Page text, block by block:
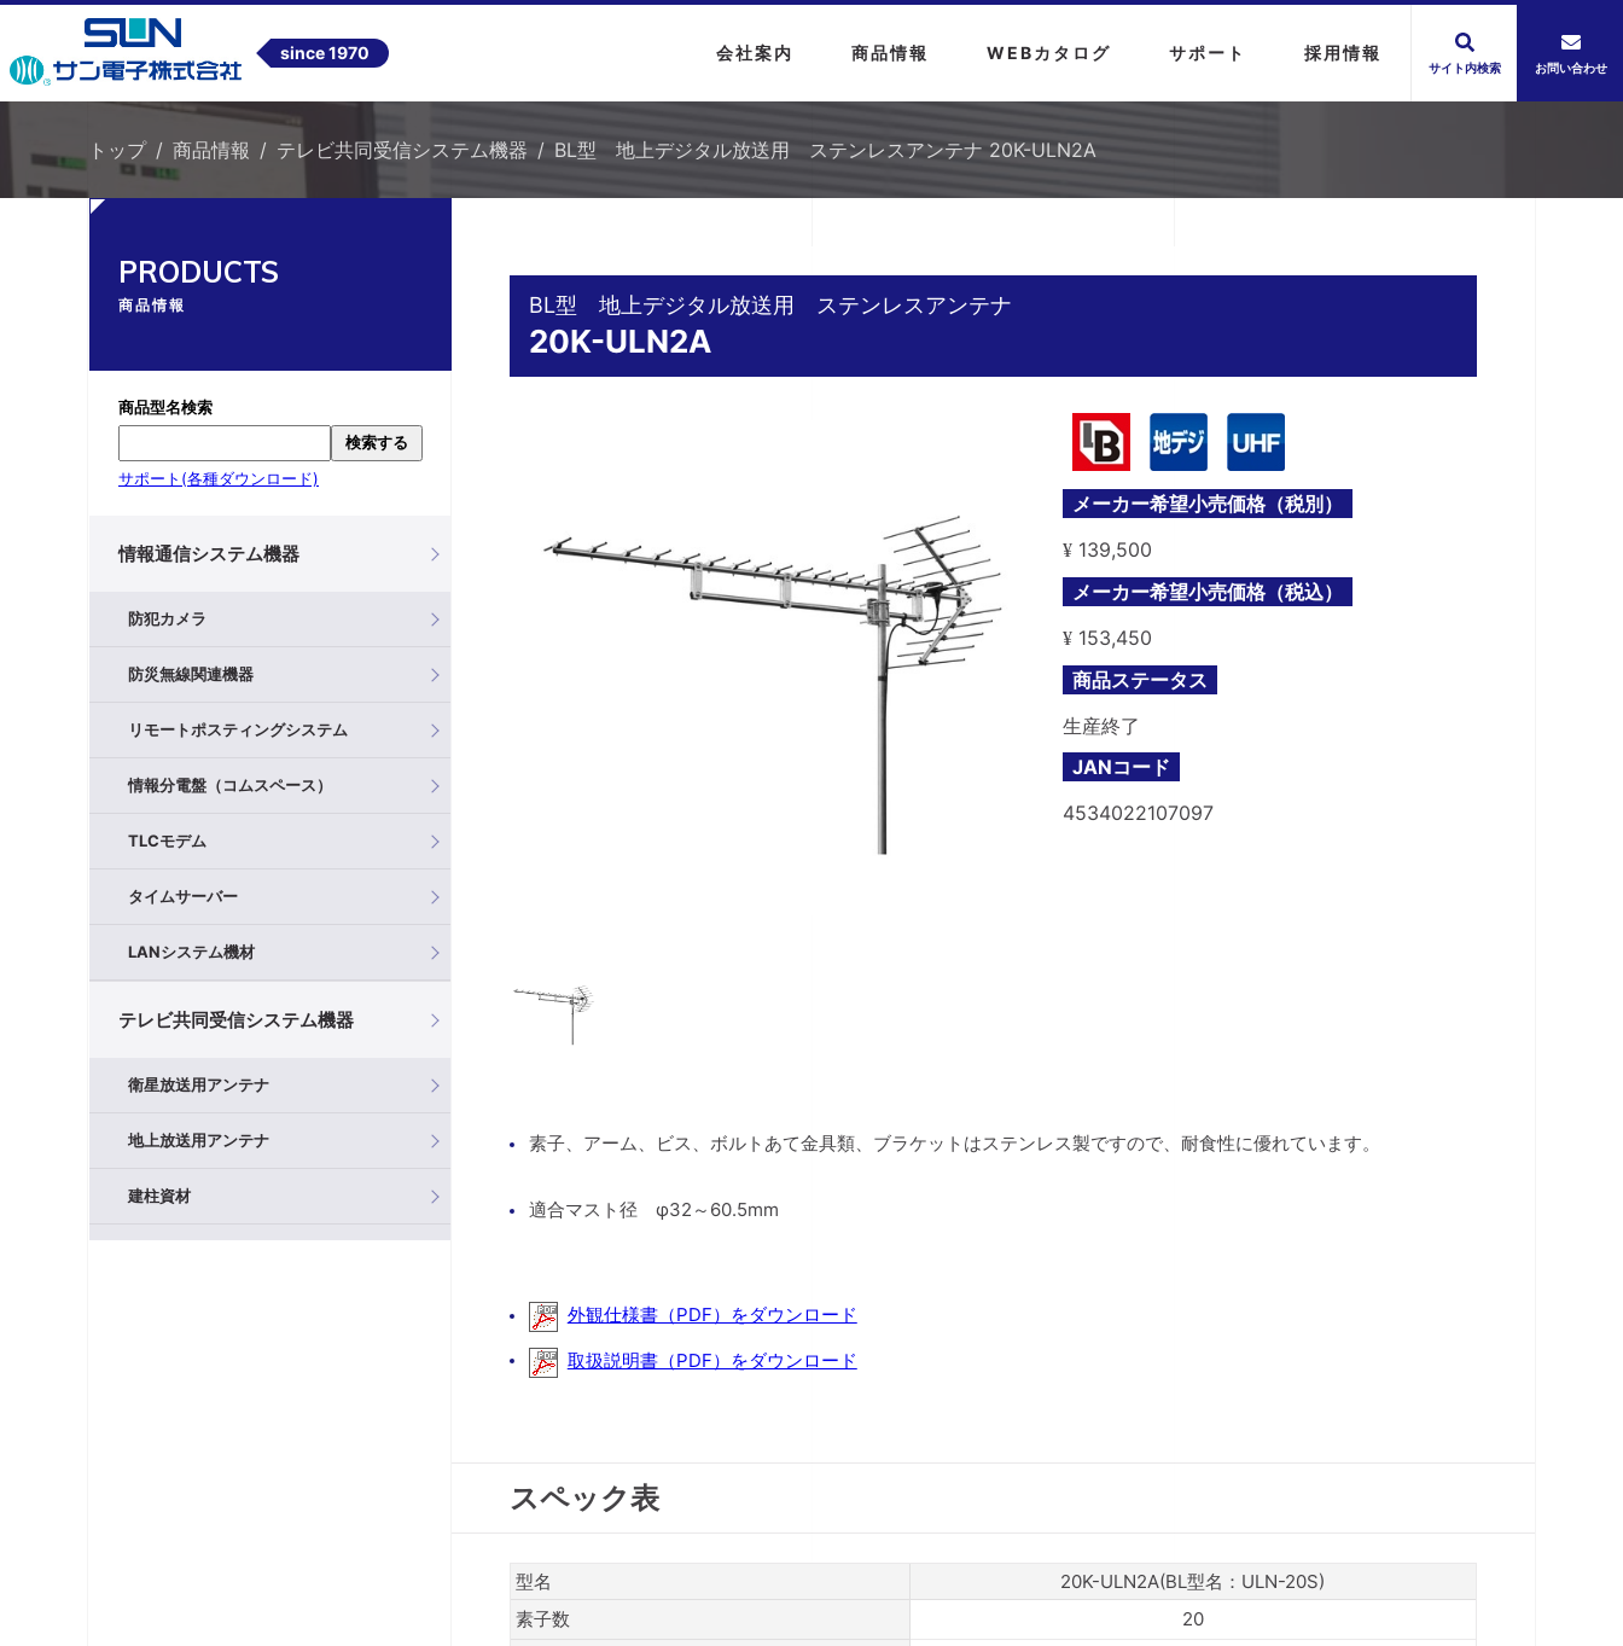
since 1970 会社案内 商品情報 WEBカタログ サポート 採用情報
サイト内検索 お問い合わせ
トップ 商品情報 テレビ共同受信システム機器 BL型 地上デジタル放送用 ステンレスアンテナ 20K-ULN2A
PRODUCTS
商品情報
商品型名検索
検索する
サポート(各種ダウンロード)
情報通信システム機器
防犯カメラ
防災無線関連機器
リモートポスティングシステム
情報分電盤（コムスペース）
TLCモデム
タイムサーバー
LANシステム機材
テレビ共同受信システム機器
衛星放送用アンテナ
地上放送用アンテナ
建柱資材
BL型 地上デジタル放送用 ステンレスアンテナ
20K-ULN2A
メーカー希望小売価格（税別）
¥139,500
メーカー希望小売価格（税込）
¥153,450
商品ステータス
生産終了
JANコード
4534022107097
素子、アーム、ビス、ボルトあて金具類、ブラケットはステンレス製ですので、耐食性に優れています。
適合マスト径 φ32～60.5mm
外観仕様書（PDF）をダウンロード
取扱説明書（PDF）をダウンロード
スペック表
型名
20K-ULN2A(BL型名：ULN-20S)
素子数
20